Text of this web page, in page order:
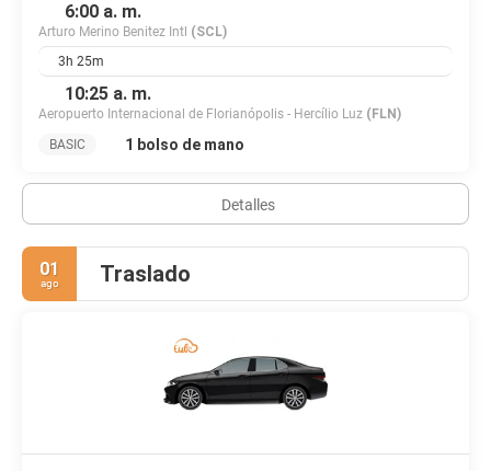
6:00 a. m.
Arturo Merino Benitez Intl (SCL)
3h 25m
10:25 a. m.
Aeropuerto Internacional de Florianópolis - Hercílio Luz (FLN)
BASIC
1 bolso de mano
Detalles
01
ago Traslado